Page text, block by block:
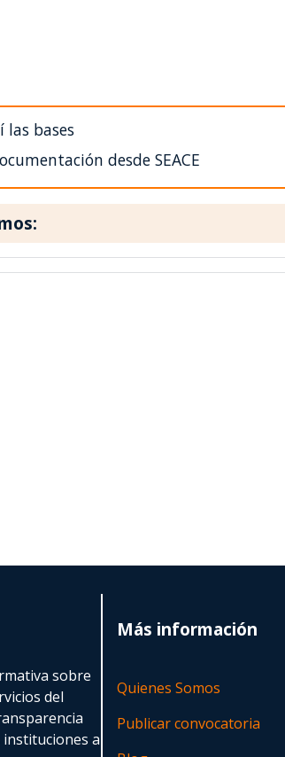
las bases
desde SEACE
sobre
del
instituciones a
Más información
Quienes Somos
Publicar convocatoria